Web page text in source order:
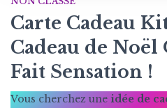
Carte Cadeau
Cadeau de
Fait Sensation !
Vous cherchez une idée de